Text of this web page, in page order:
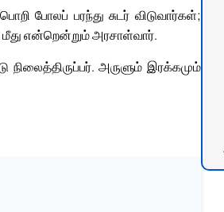
போலப் பரந்து சுடர் விடுவார்கள்;
என்றென்றும் அரசாள்வார்.
அருளும் இரக்கமும்